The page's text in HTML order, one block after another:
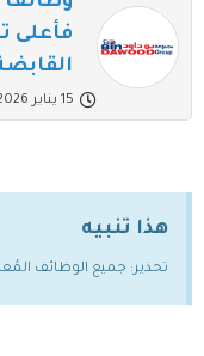
فأعلى
15 يناير 2026
هذا تنبيه
تحذير: جميع الوظائف